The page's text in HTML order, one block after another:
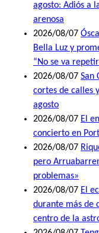
agosto: Adiós a
arenosa
2026/08/07
Bella Luz y
“No se va
2026/08/07 San
cortes de calles
agosto
2026/08/07 El
concierto en
2026/08/07
pero
problemas»
2026/08/07 El
durante más de
centro de la